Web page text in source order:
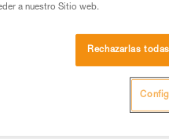
boletín
con nuestras
a nuestro Sitio web.
Rechazarlas